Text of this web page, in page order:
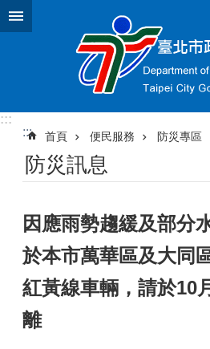
跳到主要內容區塊
:::
:::
首頁 便民服務 防災專區
防災訊息
因應雨勢趨緩及部分
於本市萬華區及大同
紅黃線車輛，請於10
離